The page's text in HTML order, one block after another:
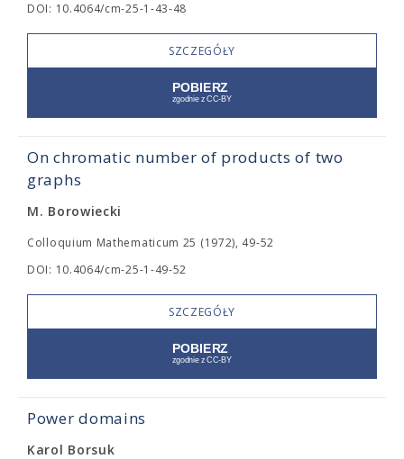
DOI: 10.4064/cm-25-1-43-48
SZCZEGÓŁY
On chromatic number of products of two
graphs
M. Borowiecki
Colloquium Mathematicum 25 (1972), 49-52
DOI: 10.4064/cm-25-1-49-52
SZCZEGÓŁY
Power domains
Karol Borsuk